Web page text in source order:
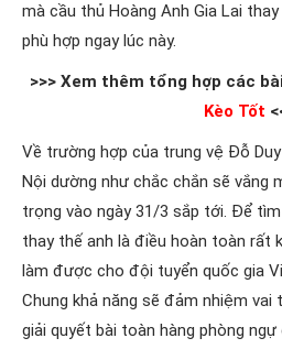
mà cầu thủ Hoàng Anh Gia Lai
phù hợp ngay lúc này.
>>> Xem thêm tổng hợp các
Kèo Tốt
Về trường hợp của trung vệ Đỗ
Nội dường như chắc chắn sẽ vắng
trọng vào ngày 31/3 sắp tới. Để
thay thế anh là điều hoàn toàn rất
làm được cho đội tuyển quốc gia
Chung khả năng sẽ đảm nhiệm
giải quyết bài toàn hàng phòng